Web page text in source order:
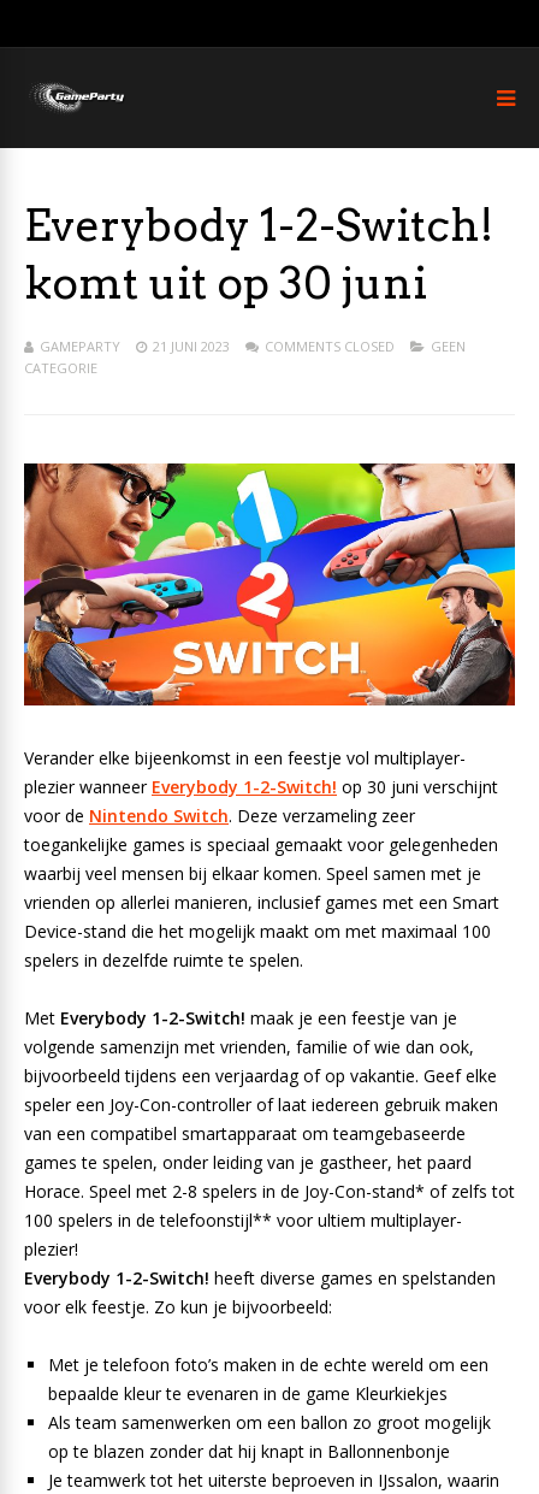
Everybody 1-2-Switch!
komt uit op 30 juni
GAMEPARTY 21 JUNI 2023 COMMENTS CLOSED
GEEN
CATEGORIE
Verander elke bijeenkomst in een feestje vol multiplayer-
plezier wanneer Everybody 1-2-Switch! op 30 juni verschijnt
voor de Nintendo Switch. Deze verzameling zeer
toegankelijke games is speciaal gemaakt voor gelegenheden
waarbij veel mensen bij elkaar komen. Speel samen met je
vrienden op allerlei manieren, inclusief games met een Smart
Device-stand die het mogelijk maakt om met maximaal 100
spelers in dezelfde ruimte te spelen.
Met Everybody 1-2-Switch! maak je een feestje van je
volgende samenzijn met vrienden, familie of wie dan ook,
bijvoorbeeld tijdens een verjaardag of op vakantie. Geef elke
speler een Joy-Con-controller of laat iedereen gebruik maken
van een compatibel smartapparaat om teamgebaseerde
games te spelen, onder leiding van je gastheer, het paard
Horace. Speel met 2-8 spelers in de Joy-Con-stand* of zelfs tot
100 spelers in de telefoonstijl** voor ultiem multiplayer-
plezier!
Everybody 1-2-Switch! heeft diverse games en spelstanden
voor elk feestje. Zo kun je bijvoorbeeld:
Met je telefoon foto’s maken in de echte wereld om een
bepaalde kleur te evenaren in de game Kleurkiekjes
Als team samenwerken om een ballon zo groot mogelijk
op te blazen zonder dat hij knapt in Ballonnenbonje
Je teamwerk tot het uiterste beproeven in IJssalon, waarin